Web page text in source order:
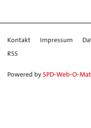
Kontakt Impressum
RSS
Powered bySPD-Web-O-Mat